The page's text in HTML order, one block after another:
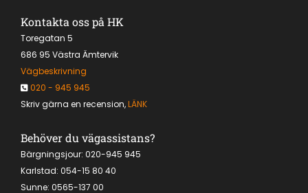
Kontakta oss på HK
Toregatan 5
686 95 Västra Ämtervik
Vägbeskrivning
 020 - 945 945
Skriv gärna en recension,LÄNK
Behöver du vägassistans?
Bärgningsjour: 020-945 945
Karlstad: 054-15 80 40
Sunne: 0565-137 00